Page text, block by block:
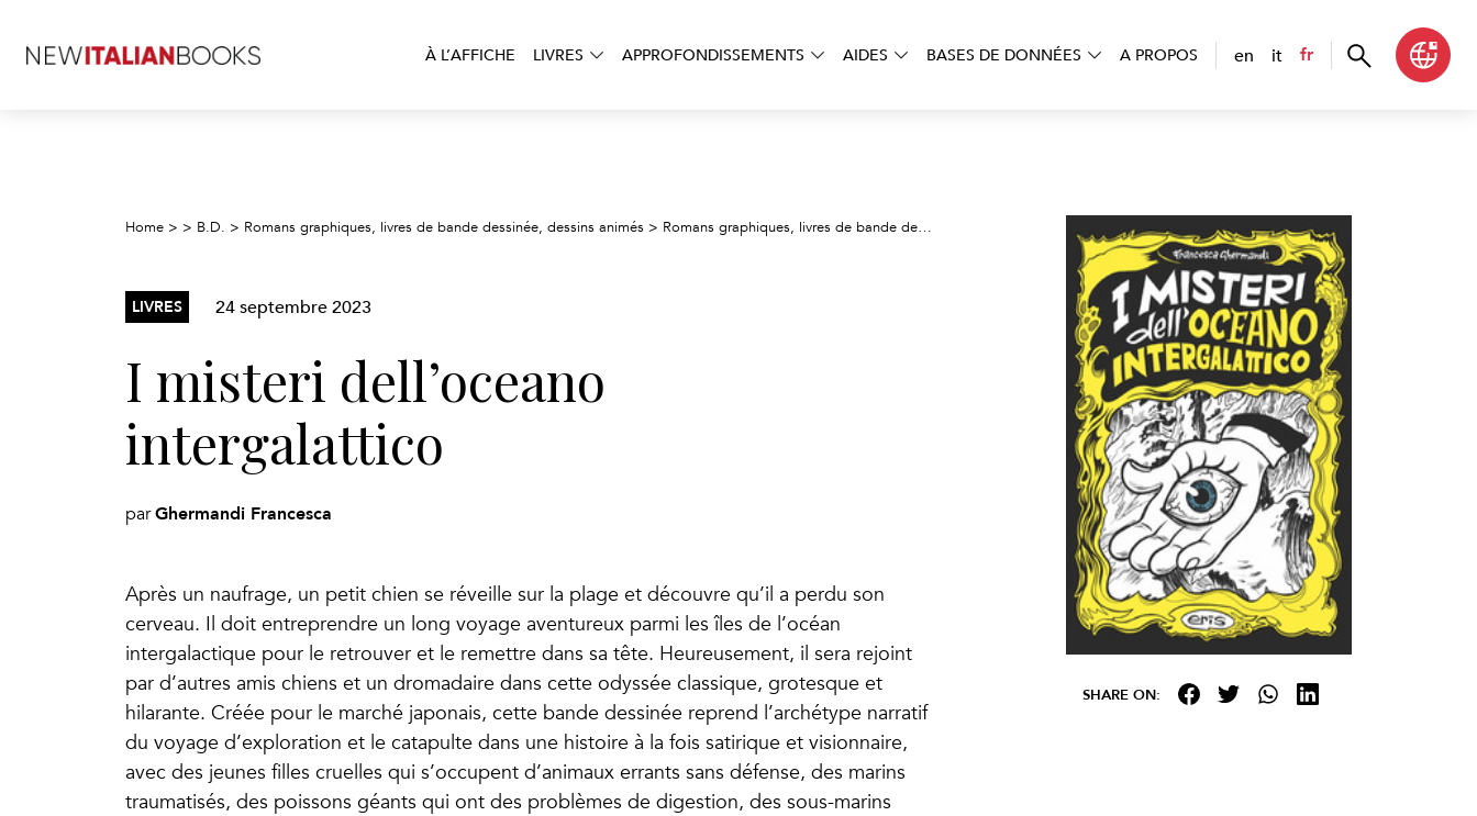
À L’AFFICHE LIVRES APPROFONDISSEMENTS AIDES BASES DE DONNÉES A PROPOS en it fr
Home > > B.D. > Romans graphiques, livres de bande dessinée, dessins animés > Romans graphiques, livres de bande dessinée : typologie I misteri dell’oceano intergalattico
LIVRES 24 septembre 2023
I misteri dell’oceano
intergalattico
parGhermandi Francesca
Après un naufrage, un petit chien se réveille sur la plage et découvre qu’il a perdu son
cerveau. Il doit entreprendre un long voyage aventureux parmi les îles de l’océan
intergalactique pour le retrouver et le remettre dans sa tête. Heureusement, il sera rejoint
par d’autres amis chiens et un dromadaire dans cette odyssée classique, grotesque et
hilarante. Créée pour le marché japonais, cette bande dessinée reprend l’archétype narratif
du voyage d’exploration et le catapulte dans une histoire à la fois satirique et visionnaire,
avec des jeunes filles cruelles qui s’occupent d’animaux errants sans défense, des marins
traumatisés, des poissons géants qui ont des problèmes de digestion, des sous-marins
SHARE ON: